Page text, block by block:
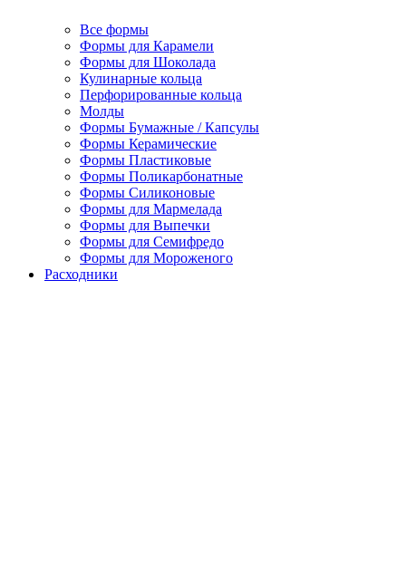
Все формы
Формы для Карамели
Формы для Шоколада
Кулинарные кольца
Перфорированные кольца
Молды
Формы Бумажные / Капсулы
Формы Керамические
Формы Пластиковые
Формы Поликарбонатные
Формы Силиконовые
Формы для Мармелада
Формы для Выпечки
Формы для Семифредо
Формы для Мороженого
Расходники